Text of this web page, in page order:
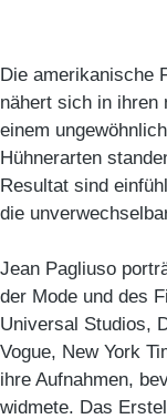
Die amerikanische
nähert sich in ihren
einem
Hühnerarten
Resultat sind
die
Jean Pagliuso
der Mode und des
Universal Studios,
Vogue, New York
ihre Aufnahmen,
widmete. Das